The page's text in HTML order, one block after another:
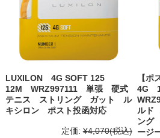
LUXILON 4G SOFT 125
12M WRZ997111 単張 硬式
テニス ストリング ガット ル
キシロン ポスト投函対応
定価: ¥4,070(税込)
【
4G
ルド
ング
ージ